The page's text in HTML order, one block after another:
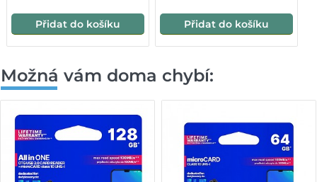
Přidat do košíku Přidat do košíku
Možná vám doma chybí: